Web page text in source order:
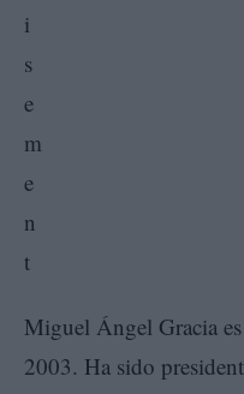
Miguel Ángel Gracia
2003. Ha sido